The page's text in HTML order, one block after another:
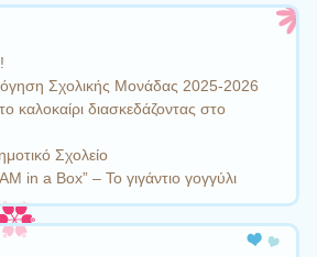
Σχολικής Μονάδας 2025-2026
καλοκαίρι διασκεδάζοντας στο
Σχολείο
in a Box” – Το γιγάντιο γογγύλι